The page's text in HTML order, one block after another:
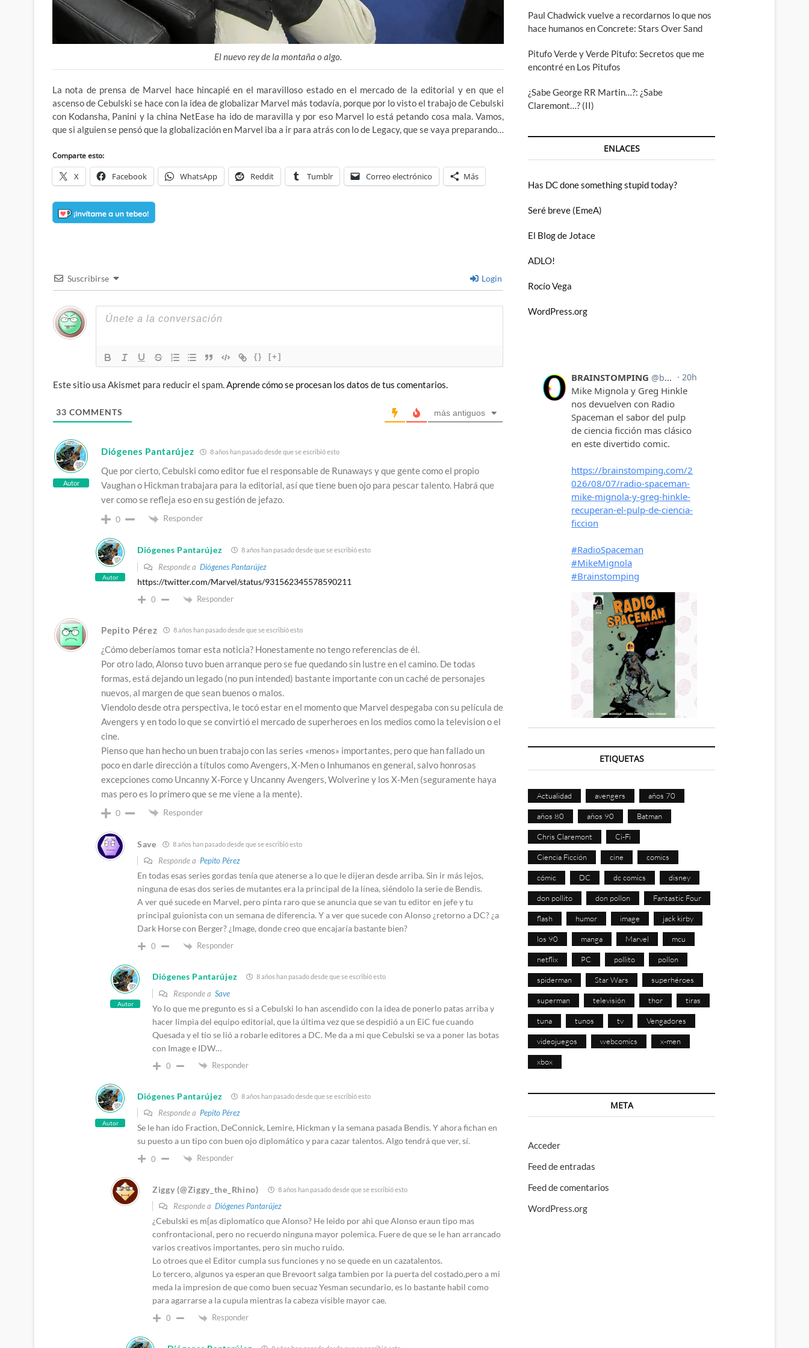
El nuevo rey de la montaña o algo.
La nota de prensa de Marvel hace hincapié en el maravilloso estado en el mercado de la editorial y en que el
ascenso de Cebulski se hace con la idea de globalizar Marvel más todavía, porque por lo visto el trabajo de Cebulski
con Kodansha, Panini y la china NetEase ha ido de maravilla y por eso Marvel lo está petando cosa mala. Vamos,
que si alguien se pensó que la globalización en Marvel iba a ir para atrás con lo de Legacy, que se vaya preparando…
Comparte esto:
X Facebook WhatsApp Reddit Tumblr Correo electrónico Más
Suscribirse Login
{} [+]
Este sitio usa Akismet para reducir el spam.Aprende cómo se procesan los datos de tus comentarios.
33 COMMENTS más antiguos
Autor
Diógenes Pantarújez 8 años han pasado desde que se escribió esto
Que por cierto, Cebulski como editor fue el responsable de Runaways y que gente como el propio
Vaughan o Hickman trabajara para la editorial, así que tiene buen ojo para pescar talento. Habrá que
ver como se refleja eso en su gestión de jefazo.
0 Responder
Autor
Diógenes Pantarújez 8 años han pasado desde que se escribió esto
Responde a Diógenes Pantarújez
https://twitter.com/Marvel/status/931562345578590211
0 Responder
Pepito Pérez 8 años han pasado desde que se escribió esto
¿Cómo deberíamos tomar esta noticia? Honestamente no tengo referencias de él.
Por otro lado, Alonso tuvo buen arranque pero se fue quedando sin lustre en el camino. De todas
formas, está dejando un legado (no pun intended) bastante importante con un caché de personajes
nuevos, al margen de que sean buenos o malos.
Viendolo desde otra perspectiva, le tocó estar en el momento que Marvel despegaba con su película de
Avengers y en todo lo que se convirtió el mercado de superheroes en los medios como la television o el
cine.
Pienso que han hecho un buen trabajo con las series «menos» importantes, pero que han fallado un
poco en darle dirección a títulos como Avengers, X-Men o Inhumanos en general, salvo honrosas
excepciones como Uncanny X-Force y Uncanny Avengers, Wolverine y los X-Men (seguramente haya
mas pero es lo primero que se me viene a la mente).
0 Responder
Save 8 años han pasado desde que se escribió esto
Responde a Pepito Pérez
En todas esas series gordas tenía que atenerse a lo que le dijeran desde arriba. Sin ir más lejos,
ninguna de esas dos series de mutantes era la principal de la línea, siéndolo la serie de Bendis.
A ver qué sucede en Marvel, pero pinta raro que se anuncia que se van tu editor en jefe y tu
principal guionista con un semana de diferencia. Y a ver que sucede con Alonso ¿retorno a DC? ¿a
Dark Horse con Berger? ¿Image, donde creo que encajaría bastante bien?
0 Responder
Autor
Diógenes Pantarújez 8 años han pasado desde que se escribió esto
Responde a Save
Yo lo que me pregunto es si a Cebulski lo han ascendido con la idea de ponerlo patas arriba y
hacer limpia del equipo editorial, que la última vez que se despidió a un EiC fue cuando
Quesada y el tío se lió a robarle editores a DC. Me da a mi que Cebulski se va a poner las botas
con Image e IDW…
0 Responder
Autor
Diógenes Pantarújez 8 años han pasado desde que se escribió esto
Responde a Pepito Pérez
Se le han ido Fraction, DeConnick, Lemire, Hickman y la semana pasada Bendis. Y ahora fichan en
su puesto a un tipo con buen ojo diplomático y para cazar talentos. Algo tendrá que ver, sí.
0 Responder
Ziggy (@Ziggy_the_Rhino) 8 años han pasado desde que se escribió esto
Responde a Diógenes Pantarújez
¿Cebulski es m{as diplomatico que Alonso? He leido por ahi que Alonso eraun tipo mas
confrontacional, pero no recuerdo ninguna mayor polemica. Fuere de que se le han arrancado
varios creativos importantes, pero sin mucho ruido.
Lo otroes que el Editor cumpla sus funciones y no se quede en un cazatalentos.
Lo tercero, algunos ya esperan que Brevoort salga tambien por la puerta del costado,pero a mi
meda la impresion de que como buen secuaz Yesman secundario, es lo bastante habil como
para agarrarse a la cupula mientras la cabeza visible mayor cae.
0 Responder
Paul Chadwick vuelve a recordarnos lo que nos
hace humanos en Concrete: Stars Over Sand
Pitufo Verde y Verde Pitufo: Secretos que me
encontré en Los Pitufos
¿Sabe George RR Martin…?: ¿Sabe
Claremont…? (II)
ENLACES
Has DC done something stupid today?
Seré breve (EmeA)
El Blog de Jotace
ADLO!
Rocío Vega
WordPress.org
ETIQUETAS
Actualidad avengers años 70
años 80 años 90 Batman
Chris Claremont Ci-Fi
Ciencia Ficción cine comics
cómic DC dc comics disney
don pollito don pollon Fantastic Four
flash humor image jack kirby
los 90 manga Marvel mcu
netflix PC pollito pollon
spiderman Star Wars superhéroes
superman televisión thor tiras
tuna tunos tv Vengadores
videojuegos webcomics x-men
xbox
META
Acceder
Feed de entradas
Feed de comentarios
WordPress.org